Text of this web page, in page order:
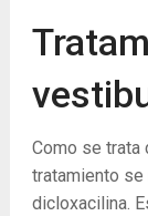
Como se trata
tratamiento
dicloxacilina.